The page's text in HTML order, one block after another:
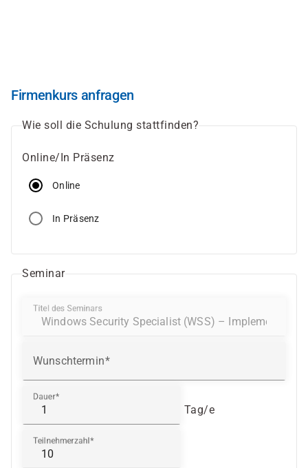
Firmenkurs anfragen
Wie soll die Schulung stattfinden?
Online/In Präsenz
Online
In Präsenz
Seminar
Titel des Seminars
Wunschtermin
Dauer
Tag/e
Teilnehmerzahl